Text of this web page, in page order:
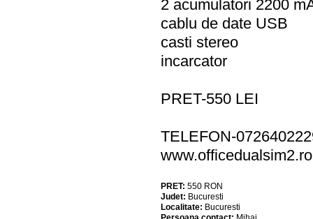
2 acumulatori 2200
cablu de date USB
casti stereo
incarcator
PRET-550 LEI
TELEFON-
www.officedualsim2.ro
PRET: 550 RON
Judet: Bucuresti
Localitate: Bucuresti